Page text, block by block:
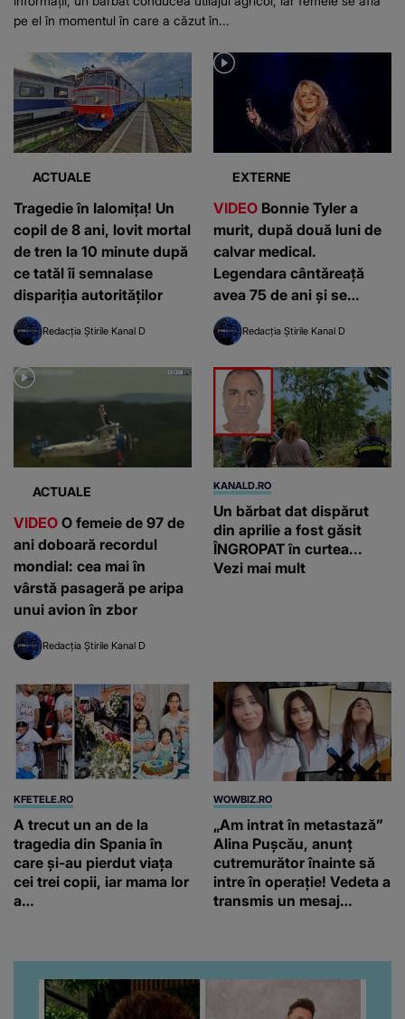
pe el în momentul în care a căzut în...
ACTUALE
Tragedie în Ialomița! Un
copil de 8 ani, lovit mortal
de tren la 10 minute după
ce tatăl îi semnalase
dispariția autorităților
Redacția Știrile Kanal D
EXTERNE
VIDEO Bonnie Tyler a
murit, după două luni de
calvar medical.
Legendara cântăreață
avea 75 de ani și se
mutase în Portugalia
Redacția Știrile Kanal D
ACTUALE
VIDEO O femeie de 97 de
ani doboară recordul
mondial: cea mai în
vârstă pasageră pe aripa
unui avion în zbor
Redacția Știrile Kanal D
KANALD.RO
Un bărbat dat dispărut
din aprilie a fost găsit
ÎNGROPAT în curtea...
Vezi mai mult
KFETELE.RO
A trecut un an de la
tragedia din Spania în
care și-au pierdut viața
cei trei copii, iar mama lor
a…
WOWBIZ.RO
„Am intrat în metastază”
Alina Pușcău, anunț
cutremurător înainte să
intre în operație! Vedeta a
transmis un mesaj